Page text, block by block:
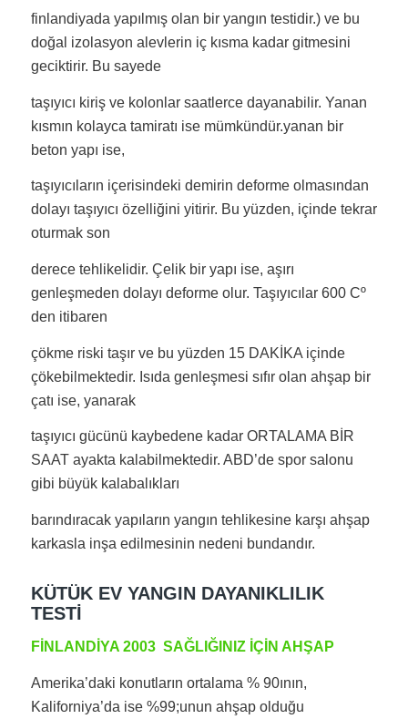
finlandiyada yapılmış olan bir yangın testidir.) ve bu
doğal izolasyon alevlerin iç kısma kadar gitmesini
geciktirir. Bu sayede
taşıyıcı kiriş ve kolonlar saatlerce dayanabilir. Yanan
kısmın kolayca tamiratı ise mümkündür.yanan bir
beton yapı ise,
taşıyıcıların içerisindeki demirin deforme olmasından
dolayı taşıyıcı özelliğini yitirir. Bu yüzden, içinde tekrar
oturmak son
derece tehlikelidir. Çelik bir yapı ise, aşırı
genleşmeden dolayı deforme olur. Taşıyıcılar 600 Cº
den itibaren
çökme riski taşır ve bu yüzden 15 DAKİKA içinde
çökebilmektedir. Isıda genleşmesi sıfır olan ahşap bir
çatı ise, yanarak
taşıyıcı gücünü kaybedene kadar ORTALAMA BİR
SAAT ayakta kalabilmektedir. ABD’de spor salonu
gibi büyük kalabalıkları
barındıracak yapıların yangın tehlikesine karşı ahşap
karkasla inşa edilmesinin nedeni bundandır.
KÜTÜK EV YANGIN DAYANIKLILIK
TESTİ
FİNLANDİYA 2003 SAĞLIĞINIZ İÇİN AHŞAP
Amerika’daki konutların ortalama % 90ının,
Kaliforniya’da ise %99;unun ahşap olduğu